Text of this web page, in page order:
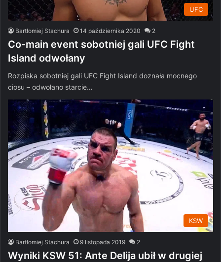
UFC
Bartłomiej Stachura 14 października 2020 2
Co-main event sobotniej gali UFC Fight
Island odwołany
Rozpiska sobotniej gali UFC Fight Island doznała mocnego
ciosu – odwołano starcie…
KSW
Bartłomiej Stachura 9 listopada 2019 2
Wyniki KSW 51: Ante Delija ubił w drugiej